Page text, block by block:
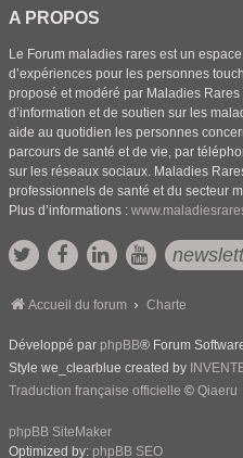
A PROPOS
Le Forum maladies rares est un
d’expériences pour les personnes
proposé et modéré par Maladies
d’information et de soutien sur les
aide au quotidien les personnes
parcours de santé et de vie, par
sur les réseaux sociaux. Maladies
professionnels de santé et du secteur
Plus d’informations :
Accueil du forum Charte
Développé par phpBB® Forum
Style we_clearblue created by
Traduction française officielle © Qiaeru
phpBB SiteMaker
Optimized by: phpBB SEO